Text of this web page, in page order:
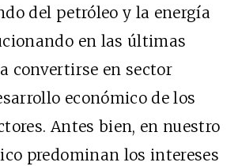
del petróleo y la energía
en las últimas
convertirse en sector
económico de los
Antes bien, en nuestro
predominan los intereses